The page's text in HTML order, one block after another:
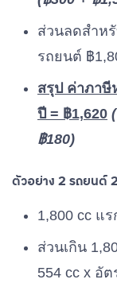
ส่วนลดสำห
รถยนต์ ฿
สรุป ค่าภาษี
ปี = ฿1,620
฿180)
ตัวอย่าง 2 รถยนต์
1,800 cc แ
ส่วนเกิน
554 cc x อั